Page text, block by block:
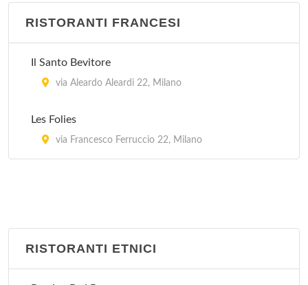
piazza Giuseppe Pasolini 4, Milano
RISTORANTI FRANCESI
Il Santo Bevitore
via Aleardo Aleardi 22, Milano
Les Folies
via Francesco Ferruccio 22, Milano
RISTORANTI ETNICI